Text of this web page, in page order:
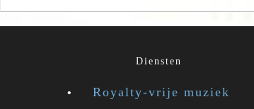
Diensten
Royalty-vrije muziek